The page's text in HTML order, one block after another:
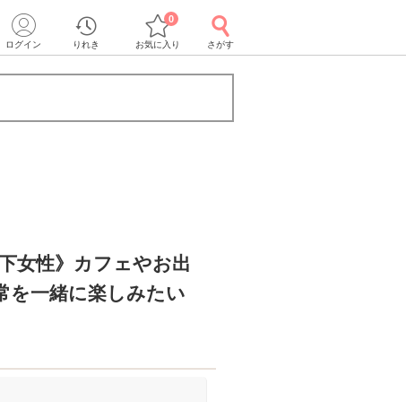
ログイン りれき お気に入り
0
さがす
女性》カフェやお出
を一緒に楽しみたい